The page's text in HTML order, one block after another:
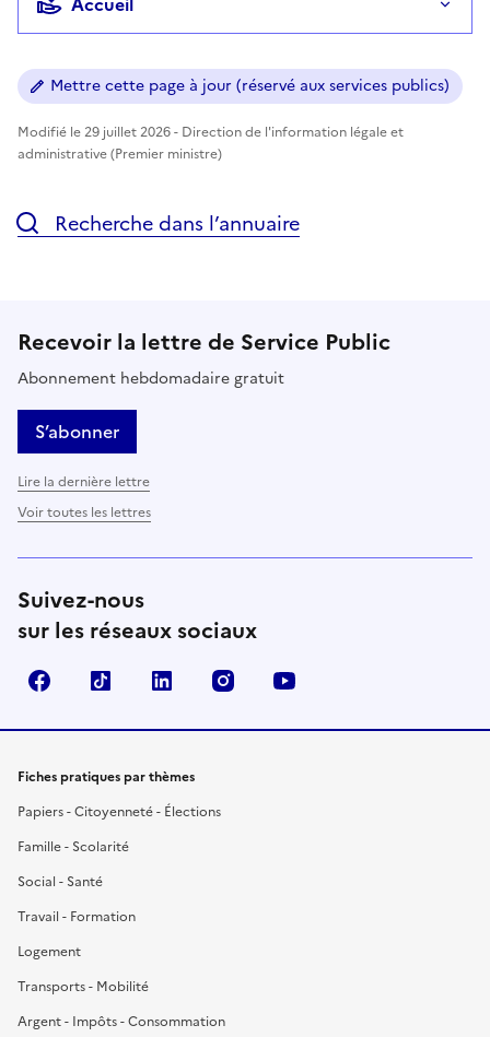
Mettre cette page à jour (réservé aux services publics)
Modifié le 29 juillet 2026 - Direction de l'information légale et
administrative (Premier ministre)
Recherche dans l’annuaire
Recevoir la lettre de Service Public
Abonnement hebdomadaire gratuit
S’abonner
Lire la dernière lettre
Voir toutes les lettres
Suivez-nous
sur les réseaux sociaux
FacebookTikTok LinkedIn Instagram
Fiches pratiques par thèmes
Papiers - Citoyenneté - Élections
Famille - Scolarité
Social - Santé
Travail - Formation
Logement
Transports - Mobilité
Argent - Impôts - Consommation